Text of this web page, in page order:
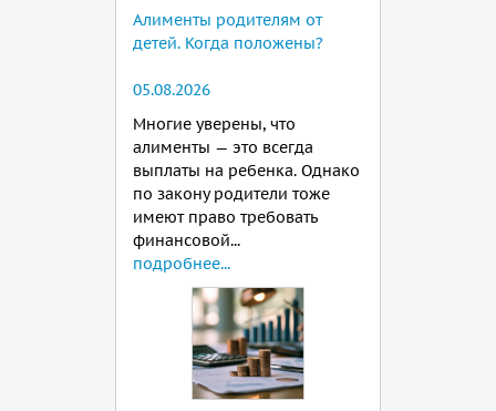
Алименты родителям от
детей. Когда положены?
05.08.2026
Многие уверены, что
алименты — это всегда
выплаты на ребенка. Однако
по закону родители тоже
имеют право требовать
финансовой...
подробнее...